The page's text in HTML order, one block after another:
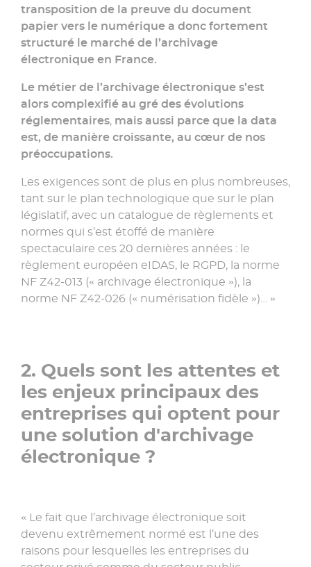
transposition de la preuve du document
papier vers le numérique a donc fortement
structuré le marché de l’archivage
électronique en France.
Le métier de l’archivage électronique s’est
alors complexifié au gré des évolutions
réglementaires, mais aussi parce que la data
est, de manière croissante, au cœur de nos
préoccupations.
Les exigences sont de plus en plus nombreuses,
tant sur le plan technologique que sur le plan
législatif, avec un catalogue de règlements et
normes qui s’est étoffé de manière
spectaculaire ces 20 dernières années : le
règlement européen eIDAS, le RGPD, la norme
NF Z42-013 (« archivage électronique »), la
norme NF Z42-026 (« numérisation fidèle »)… »
2. Quels sont les attentes et
les enjeux principaux des
entreprises qui optent pour
une solution d'archivage
électronique ?
« Le fait que l’archivage électronique soit
devenu extrêmement normé est l’une des
raisons pour lesquelles les entreprises du